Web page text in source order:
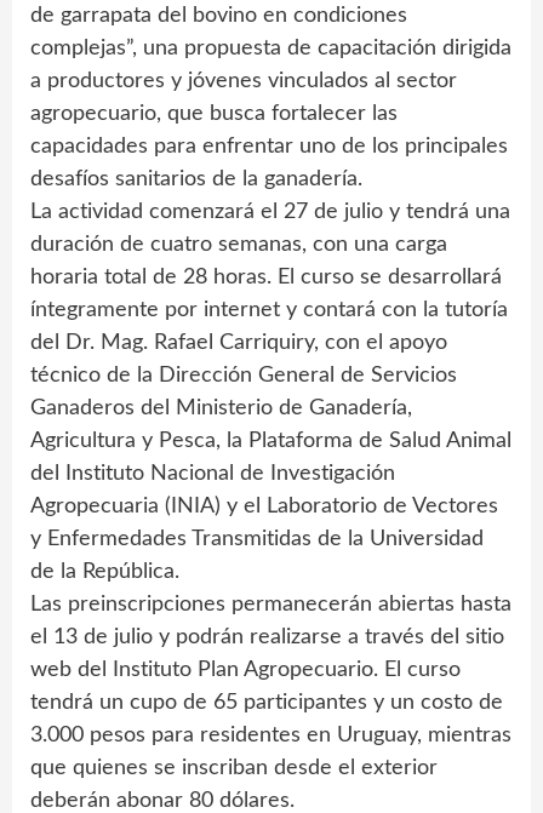
de garrapata del bovino en condiciones
complejas”, una propuesta de capacitación dirigida
a productores y jóvenes vinculados al sector
agropecuario, que busca fortalecer las
capacidades para enfrentar uno de los principales
desafíos sanitarios de la ganadería.
La actividad comenzará el 27 de julio y tendrá una
duración de cuatro semanas, con una carga
horaria total de 28 horas. El curso se desarrollará
íntegramente por internet y contará con la tutoría
del Dr. Mag. Rafael Carriquiry, con el apoyo
técnico de la Dirección General de Servicios
Ganaderos del Ministerio de Ganadería,
Agricultura y Pesca, la Plataforma de Salud Animal
del Instituto Nacional de Investigación
Agropecuaria (INIA) y el Laboratorio de Vectores
y Enfermedades Transmitidas de la Universidad
de la República.
Las preinscripciones permanecerán abiertas hasta
el 13 de julio y podrán realizarse a través del sitio
web del Instituto Plan Agropecuario. El curso
tendrá un cupo de 65 participantes y un costo de
3.000 pesos para residentes en Uruguay, mientras
que quienes se inscriban desde el exterior
deberán abonar 80 dólares.